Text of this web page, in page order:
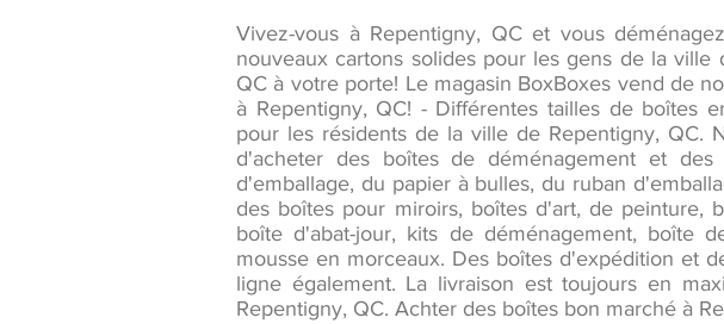
Vivez-vous à Repentigny, QC et vous
nouveaux cartons solides pour les gens de la
QC à votre porte! Le magasin BoxBoxes vend de
à Repentigny, QC! - Différentes tailles de boîtes
pour les résidents de la ville de Repentigny, QC.
d'acheter des boîtes de déménagement et
d'emballage, du papier à bulles, du ruban
des boîtes pour miroirs, boîtes d'art, de peinture,
boîte d'abat-jour, kits de déménagement, boîte
mousse en morceaux. Des boîtes d'expédition et
ligne également. La livraison est toujours en
Repentigny, QC. Achter des boîtes bon marché à